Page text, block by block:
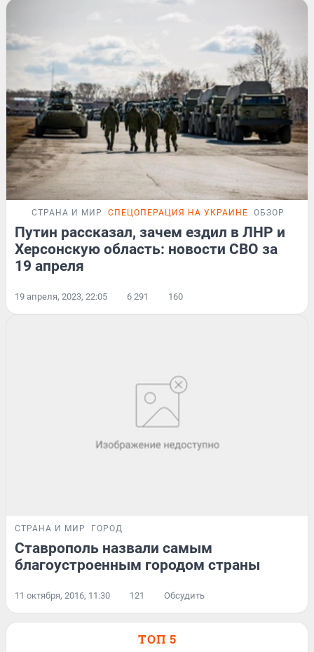
СТРАНА И МИР СПЕЦОПЕРАЦИЯ НА УКРАИНЕ ОБЗОР
Путин рассказал, зачем ездил в ЛНР и
Херсонскую область: новости СВО за
19 апреля
19 апреля, 2023, 22:05 6 291 160
СТРАНА И МИР ГОРОД
Ставрополь назвали самым
благоустроенным городом страны
11 октября, 2016, 11:30 121 Обсудить
ТОП 5